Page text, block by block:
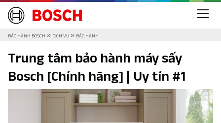
BẢO HÀNH BOSCH » DỊCH VỤ » BẢO HÀNH
Trung tâm bảo hành máy sấy
Bosch [Chính hãng] | Uy tín #1